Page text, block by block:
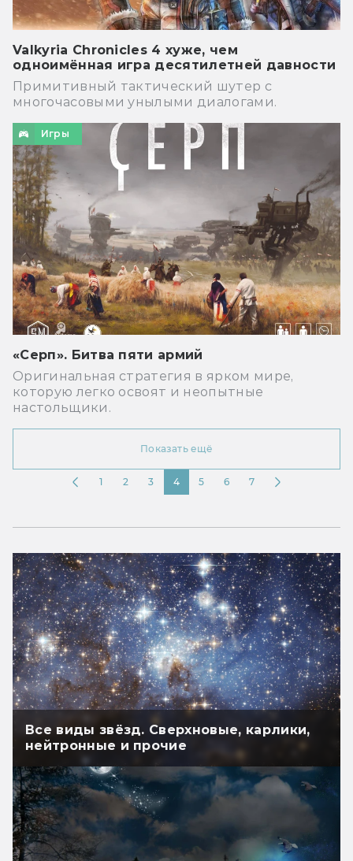
Valkyria Chronicles 4 хуже, чем
одноимённая игра десятилетней давности
Примитивный тактический шутер с
многочасовыми унылыми диалогами.
Игры
«Серп». Битва пяти армий
Оригинальная стратегия в ярком мире,
которую легко освоят и неопытные
настольщики.
Показать ещё
1 2 3 4 5 6 7
Все виды звёзд. Сверхновые, карлики,
нейтронные и прочие